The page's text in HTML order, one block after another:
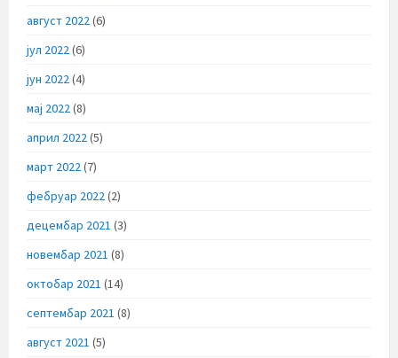
август 2022(6)
јул 2022(6)
јун 2022(4)
мај 2022(8)
април 2022(5)
март 2022(7)
фебруар 2022(2)
децембар 2021 (3)
новембар 2021 (8)
октобар 2021 (14)
септембар 2021 (8)
август 2021 (5)